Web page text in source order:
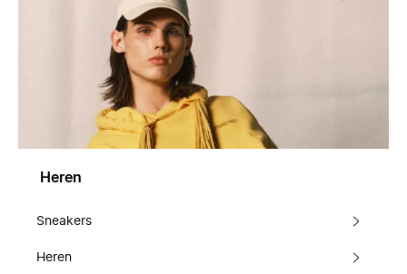
Heren
Sneakers
Heren